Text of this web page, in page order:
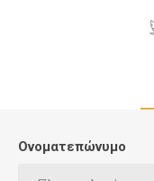
Ονοματεπώνυμο